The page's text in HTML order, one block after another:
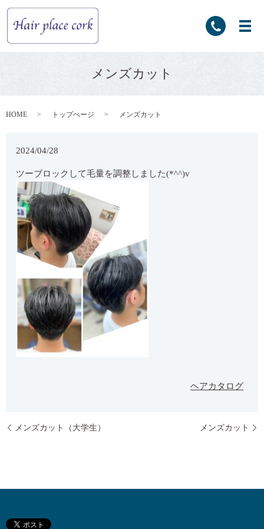
メンズカット
HOME トップぺージ メンズカット
2024/04/28
ツーブロックして毛量を調整しました(*^^)v
ヘアカタログ
メンズカット（大学生） メンズカット